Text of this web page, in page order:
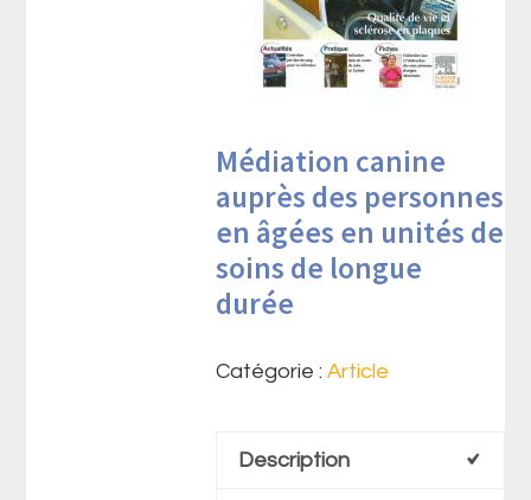
Médiation canine
auprès des personnes
en âgées en unités de
soins de longue
durée
Catégorie :Article
Description